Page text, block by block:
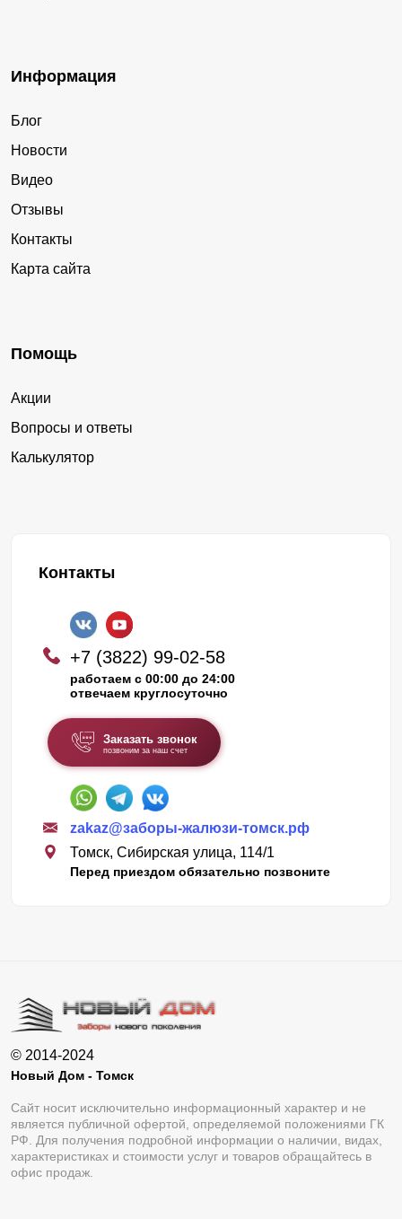
Информация
Блог
Новости
Видео
Отзывы
Контакты
Карта сайта
Помощь
Акции
Вопросы и ответы
Калькулятор
Контакты
+7 (3822) 99-02-58
работаем с 00:00 до 24:00
отвечаем круглосуточно
Заказать звонок
позвоним за наш счет
zakaz@заборы-жалюзи-томск.рф
Томск, Сибирская улица, 114/1
Перед приездом обязательно позвоните
© 2014-2024
Новый Дом - Томск
Сайт носит исключительно информационный характер и не
является публичной офертой, определяемой положениями ГК
РФ. Для получения подробной информации о наличии, видах,
характеристиках и стоимости услуг и товаров обращайтесь в
офис продаж.